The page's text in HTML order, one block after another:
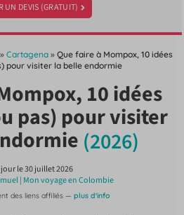
UN DEVIS (GRATUIT)
» Cartagena » Que faire à Mompox, 10 idées
pour visiter la belle endormie
10 idées
pas) pour visiter
(2026)
jour le30 juillet 2026
| Mon voyage en Colombie
des liens affiliés — plus d'info